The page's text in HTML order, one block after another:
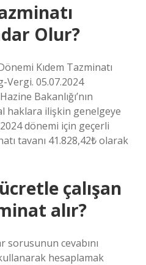
Olur?
Kıdem Tazminatı
Vergi. 05.07.2024
Bakanlığı’nın
haklara ilişkin genelgeye
dönemi için geçerli
tavanı 41.828,42₺ olarak
çalışan
alır?
sorusunun cevabını
hesaplamak